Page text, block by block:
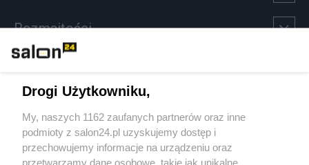
Rozmaitości
Sport
Społeczeństwo
Drogi Użytkowniku,
My, naszych 1162 zaufanych partnerów oraz inne
podmioty z salon24.pl uzyskujemy dostęp i
przechowujemy informacje na urządzeniu oraz
przetwarzamy dane osobowe, takie jak unikalne